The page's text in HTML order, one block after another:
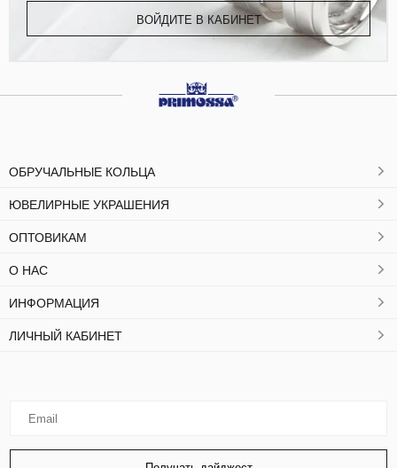
ВОЙДИТЕ В КАБИНЕТ
ОБРУЧАЛЬНЫЕ КОЛЬЦА
ЮВЕЛИРНЫЕ УКРАШЕНИЯ
ОПТОВИКАМ
О НАС
ИНФОРМАЦИЯ
ЛИЧНЫЙ КАБИНЕТ